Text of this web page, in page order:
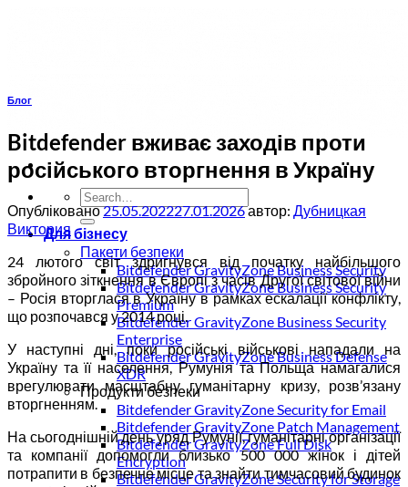
Для бізнесу
Пакети безпеки
Bitdefender GravityZone Business Security
Bitdefender GravityZone Business Security
Premium
Bitdefender GravityZone Business Security
Enterprise
Bitdefender GravityZone Business Defense
XDR
Продукти безпеки
Bitdefender GravityZone Security for Email
Bitdefender GravityZone Patch Management
Bitdefender GravityZone Full Disk
Encryption
Bitdefender GravityZone Security for Storage
Блог
Bitdefender вживає заходів проти
російського вторгнення в Україну
Опубліковано25.05.202227.01.2026автор: Дубницкая
Виктория
24 лютого світ здригнувся від початку найбільшого
збройного зіткнення в Європі з часів Другої світової війни
– Росія вторглася в Україну в рамках ескалації конфлікту,
що розпочався у 2014 році.
У наступні дні, поки російські військові нападали на
Україну та її населення, Румунія та Польща намагалися
врегулювати масштабну гуманітарну кризу, розв’язану
вторгненням.
На сьогоднішній день уряд Румунії, гуманітарні організації
та компанії допомогли близько 500 000 жінок і дітей
потрапити в безпечне місце та знайти тимчасовий будинок